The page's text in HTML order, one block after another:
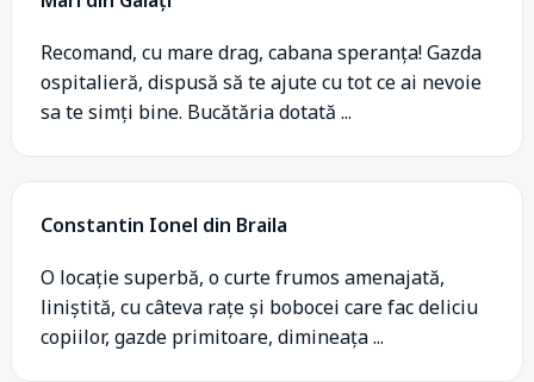
Recomand, cu mare drag, cabana speranța! Gazda
ospitalieră, dispusă să te ajute cu tot ce ai nevoie
sa te simți bine. Bucătăria dotată ...
Constantin Ionel din Braila
O locație superbă, o curte frumos amenajată,
liniștită, cu câteva rațe și bobocei care fac deliciu
copiilor, gazde primitoare, dimineața ...